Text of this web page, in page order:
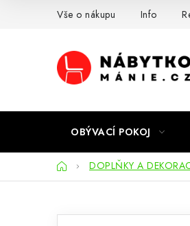
Vše o nákupu Info
OBÝVACÍ POKOJ
DomůDOPLŇKY A